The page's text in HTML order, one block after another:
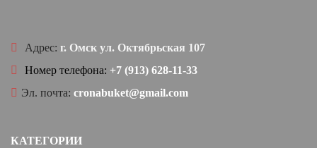
Адрес: г. Омск ул. Октябрьская 107
Номер телефона: +7 (913) 628-11-33
Эл. почта: cronabuket@gmail.com
КАТЕГОРИИ